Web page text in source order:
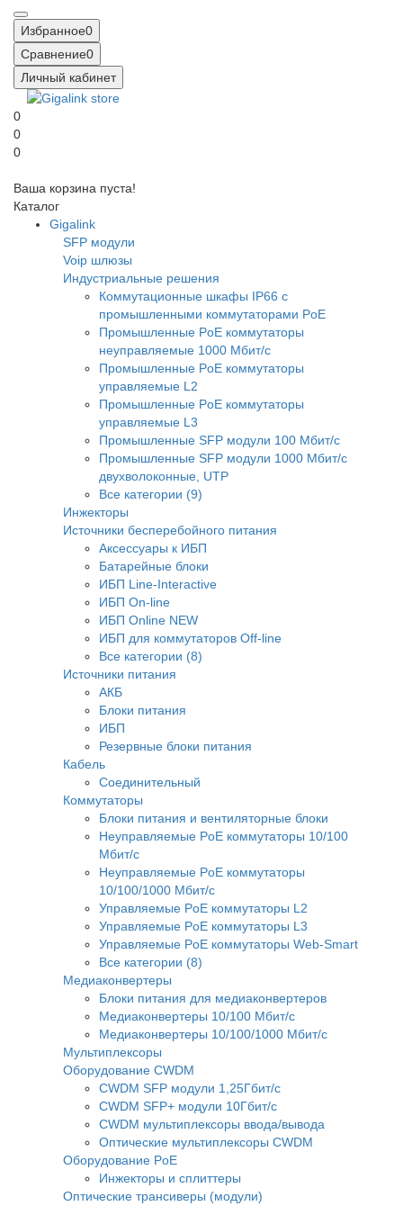
Избранное0
Сравнение0
Личный кабинет
0
0
0
Ваша корзина пуста!
Каталог
Gigalink
SFP модули
Voip шлюзы
Индустриальные решения
Коммутационные шкафы IP66 c
промышленными коммутаторами PoE
Промышленные PoE коммутаторы
неуправляемые 1000 Мбит/с
Промышленные PoE коммутаторы
управляемые L2
Промышленные PoE коммутаторы
управляемые L3
Промышленные SFP модули 100 Мбит/c
Промышленные SFP модули 1000 Мбит/c
двухволоконные, UTP
Все категории (9)
Инжекторы
Источники бесперебойного питания
Аксессуары к ИБП
Батарейные блоки
ИБП Line-Interactive
ИБП On-line
ИБП Online NEW
ИБП для коммутаторов Off-line
Все категории (8)
Источники питания
АКБ
Блоки питания
ИБП
Резервные блоки питания
Кабель
Соединительный
Коммутаторы
Блоки питания и вентиляторные блоки
Неуправляемые PoE коммутаторы 10/100
Мбит/с
Неуправляемые PoE коммутаторы
10/100/1000 Мбит/с
Управляемые PoE коммутаторы L2
Управляемые PoE коммутаторы L3
Управляемые PoE коммутаторы Web-Smart
Все категории (8)
Медиаконвертеры
Блоки питания для медиаконвертеров
Медиаконвертеры 10/100 Мбит/с
Медиаконвертеры 10/100/1000 Мбит/c
Мультиплексоры
Оборудование CWDM
CWDM SFP модули 1,25Гбит/с
CWDM SFP+ модули 10Гбит/с
CWDM мультиплексоры ввода/вывода
Оптические мультиплексоры CWDM
Оборудование PoE
Инжекторы и сплиттеры
Оптические трансиверы (модули)